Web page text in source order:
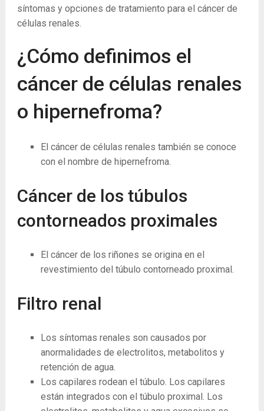
síntomas y opciones de tratamiento para el cáncer de
células renales.
¿Cómo definimos el
cáncer de células renales
o hipernefroma?
El cáncer de células renales también se conoce
con el nombre de hipernefroma.
Cáncer de los túbulos
contorneados proximales
El cáncer de los riñones se origina en el
revestimiento del túbulo contorneado proximal.
Filtro renal
Los síntomas renales son causados ​​por
anormalidades de electrolitos, metabolitos y
retención de agua.
Los capilares rodean el túbulo. Los capilares
están integrados con el túbulo proximal. Los